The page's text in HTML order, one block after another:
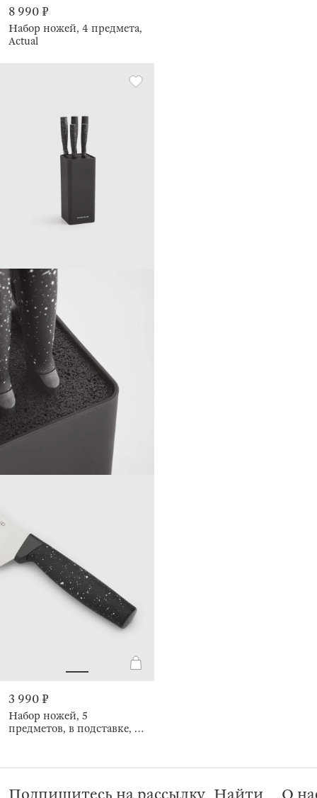
8 990 ₽
Набор ножей, 4 предмета,
Actual
3 990 ₽
Набор ножей, 5
предметов, в подставке, в
Подпишитесь на рассылку Найти О